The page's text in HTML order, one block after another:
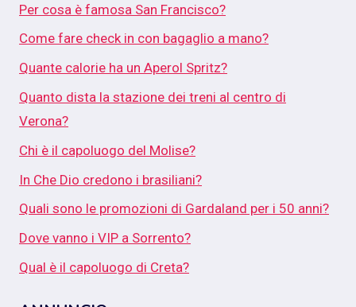
Per cosa è famosa San Francisco?
Come fare check in con bagaglio a mano?
Quante calorie ha un Aperol Spritz?
Quanto dista la stazione dei treni al centro di
Verona?
Chi è il capoluogo del Molise?
In Che Dio credono i brasiliani?
Quali sono le promozioni di Gardaland per i 50 anni?
Dove vanno i VIP a Sorrento?
Qual è il capoluogo di Creta?